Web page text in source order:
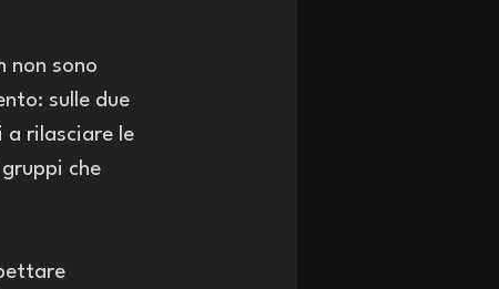
non sono
sulle due
rilasciare le
che